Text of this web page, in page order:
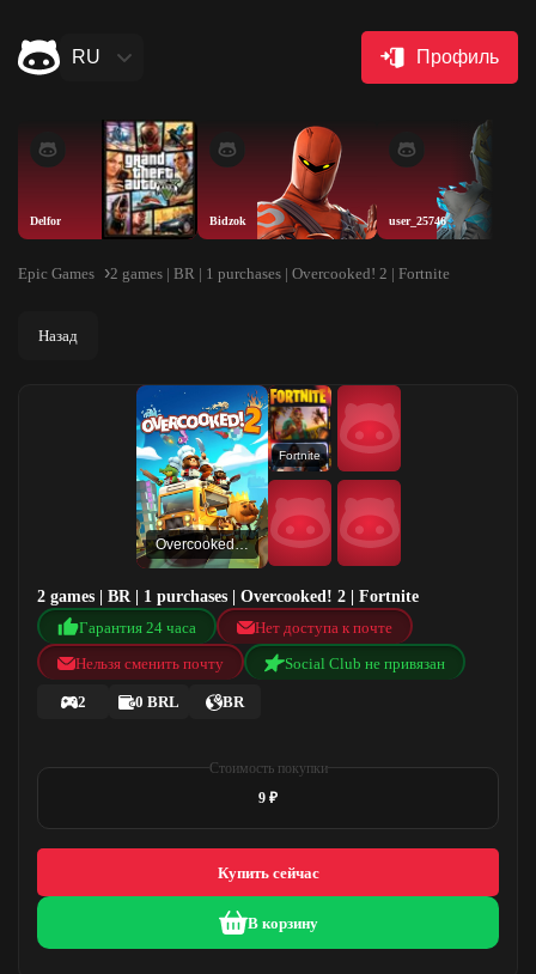
RU Профиль
Delfor Bidzok user_25746
Epic Games 2 games | BR | 1 purchases | Overcooked! 2 | Fortnite
Назад
Overcooked! 2
Fortnite
2 games | BR | 1 purchases | Overcooked! 2 | Fortnite
Гарантия 24 часа
Нет доступа к почте
Нельзя сменить почту
Social Club не привязан
2 0 BRL BR
Стоимость покупки
9 ₽
Купить сейчас
В корзину